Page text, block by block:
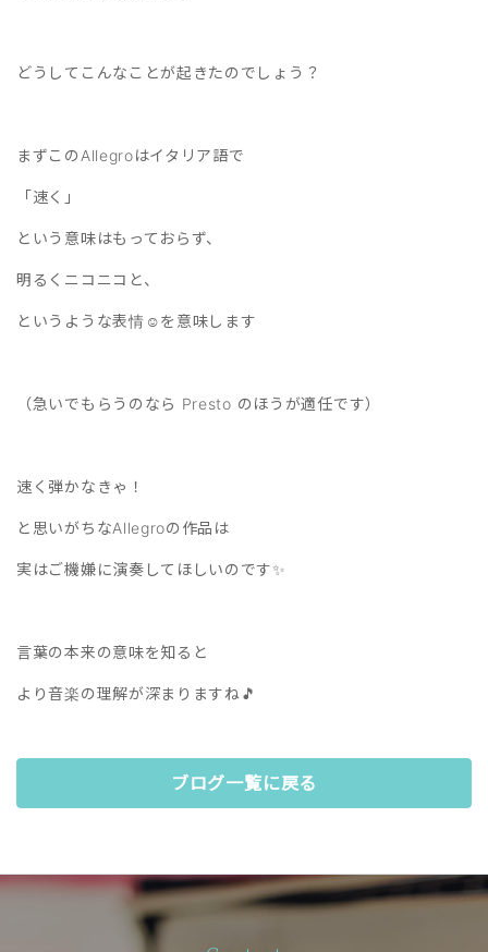
どうしてこんなことが起きたのでしょう？
まずこのAllegroはイタリア語で
「速く」
という意味はもっておらず、
明るくニコニコと、
というような表情☺️を意味します
（急いでもらうのなら Presto のほうが適任です）
速く弾かなきゃ！
と思いがちなAllegroの作品は
実はご機嫌に演奏してほしいのです✨
言葉の本来の意味を知ると
より音楽の理解が深まりますね🎵
ブログ一覧に戻る